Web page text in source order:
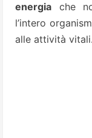
energia che
l’intero
alle attività vitali.